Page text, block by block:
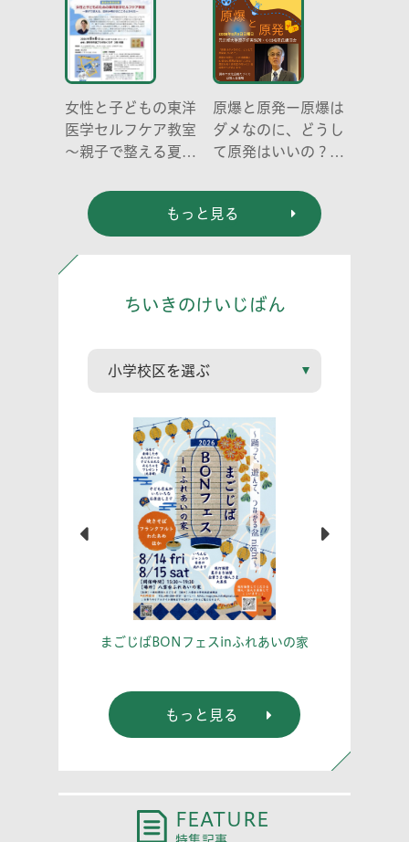
編)」
女性と子どもの東洋
医学セルフケア教室
～親子で整える夏休
らだ～
原爆と原発ー原爆は
ダメなのに、どうし
て原発はいいの？
験所・小出裕章氏講
演会
もっと見る
ちいきのけいじばん
まごじばBONフェスinふれあいの家
もっと見る
FEATURE